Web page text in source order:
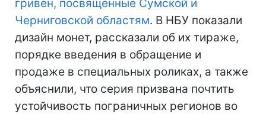
гривен, посвященные Сумской и
Черниговской областям. В НБУ показали
дизайн монет, рассказали об их тираже,
порядке введения в обращение и
продаже в специальных роликах, а также
объяснили, что серия призвана почтить
устойчивость пограничных регионов во